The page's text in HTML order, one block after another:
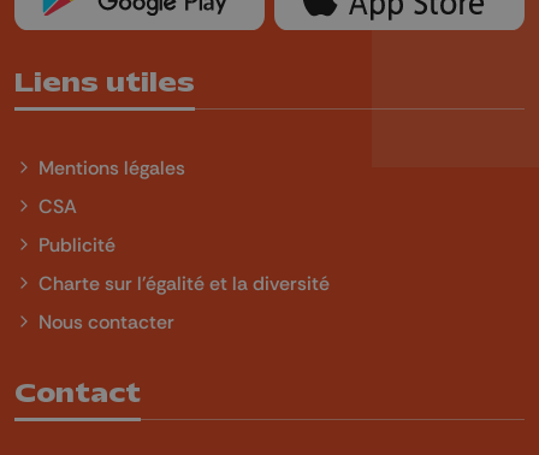
Liens utiles
Mentions légales
CSA
Publicité
Charte sur l'égalité et la diversité
Nous contacter
Contact